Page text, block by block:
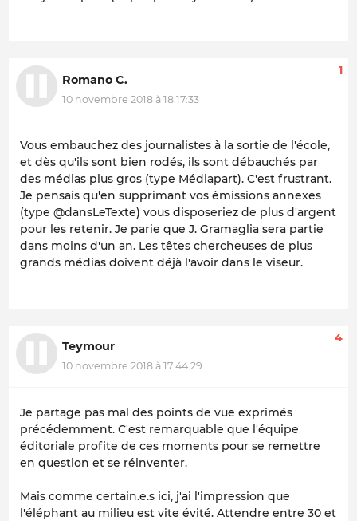
Romano C.
10 novembre 2018 à 18:17:33
1
Vous embauchez des journalistes à la sortie de l'école,
et dès qu'ils sont bien rodés, ils sont débauchés par
des médias plus gros (type Médiapart). C'est frustrant.
Je pensais qu'en supprimant vos émissions annexes
(type @dansLeTexte) vous disposeriez de plus d'argent
pour les retenir. Je parie que J. Gramaglia sera partie
dans moins d'un an. Les têtes chercheuses de plus
grands médias doivent déjà l'avoir dans le viseur.
Teymour
10 novembre 2018 à 17:44:29
4
Je partage pas mal des points de vue exprimés
précédemment. C'est remarquable que l'équipe
éditoriale profite de ces moments pour se remettre
en question et se réinventer.
Mais comme certain.e.s ici, j'ai l'impression que
l'éléphant au milieu est vite évité. Attendre entre 30 et